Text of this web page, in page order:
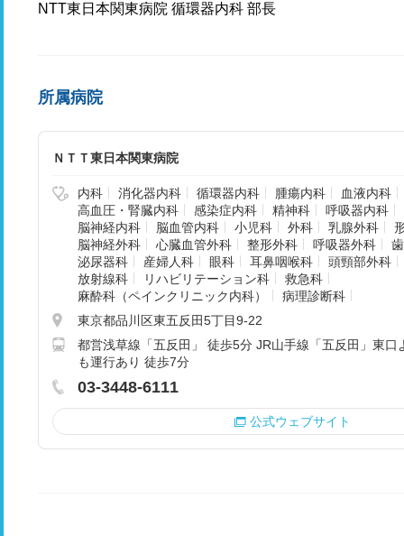
NTT東日本関東病院 循環器内科 部長
所属病院
ＮＴＴ東日本関東病院
内科 消化器内科 循環器内科 腫瘍内科
血液内科
高血圧・腎臓内科
感染症内科 精神科
呼吸器内科
脳神経内科
脳血管内科 小児科 外科 乳腺外科
脳神経外科
心臓血管外科 整形外科 呼吸器外科
泌尿器科
産婦人科 眼科 耳鼻咽喉科
頭頸部外科
放射線科
リハビリテーション科
救急科
麻酔科（ペインクリニック内科）
病理診断科
東京都品川区東五反田5丁目9-22
都営浅草線「五反田」 徒歩5分 JR山手線「五反田」東口
も運行あり 徒歩7分
03-3448-6111
公式ウェブサイト